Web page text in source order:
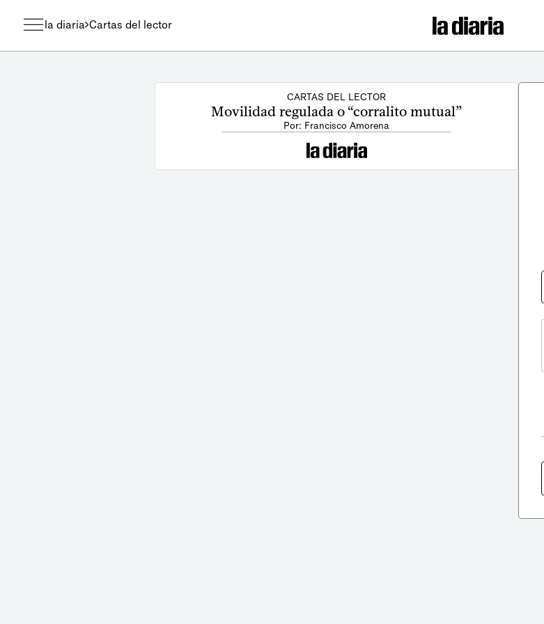
la diaria Cartas del lector
CARTAS DEL LECTOR
Movilidad regulada o “corralito mutual”
Por: Francisco Amorena